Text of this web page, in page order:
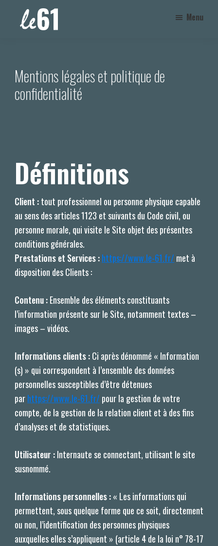
lieu
de
créatifs
Menu
Mentions légales et politique de
confidentialité
Définitions
Client :tout professionnel ou personne physique capable
au sens des articles 1123 et suivants du Code civil, ou
personne morale, qui visite le Site objet des présentes
conditions générales.
Prestations et Services :https://www.le-61.fr/ met à
disposition des Clients :
Contenu :Ensemble des éléments constituants
l’information présente sur le Site, notamment textes –
images – vidéos.
Informations clients :Ci après dénommé « Information
(s) » qui correspondent à l’ensemble des données
personnelles susceptibles d’être détenues
parhttps://www.le-61.fr/ pour la gestion de votre
compte, de la gestion de la relation client et à des fins
d’analyses et de statistiques.
Utilisateur :Internaute se connectant, utilisant le site
susnommé.
Informations personnelles :« Les informations qui
permettent, sous quelque forme que ce soit, directement
ou non, l’identification des personnes physiques
auxquelles elles s’appliquent » (article 4 de la loi n° 78-17